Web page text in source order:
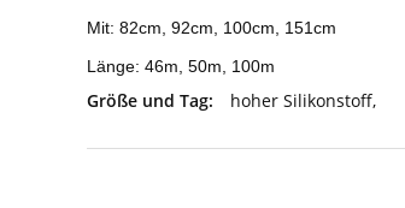
Mit: 82cm, 92cm, 100cm, 151cm
Länge: 46m, 50m, 100m
Größe und Tag: hoher Silikonstoff,